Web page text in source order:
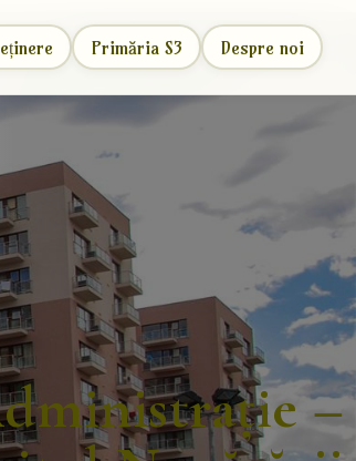
Primăria S3 Despre noi
–